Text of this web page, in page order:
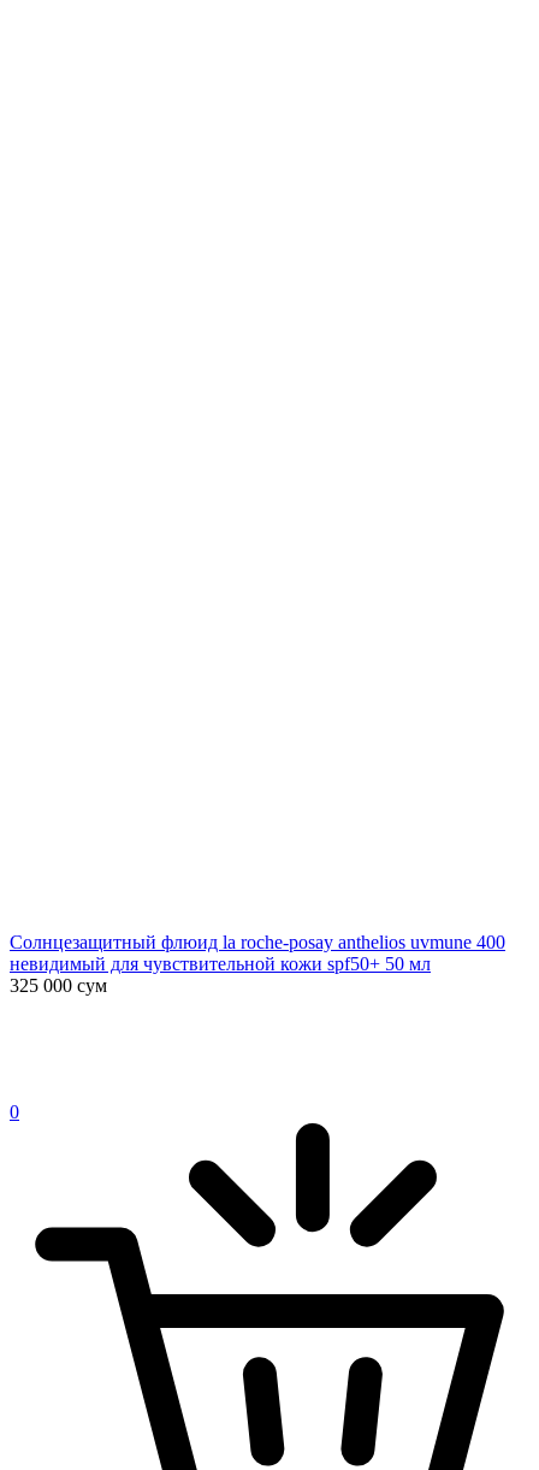
Солнцезащитный флюид la roche-posay anthelios uvmune 400
невидимый для чувствительной кожи spf50+ 50 мл
325 000 сум
0